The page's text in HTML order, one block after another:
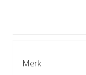
Merk